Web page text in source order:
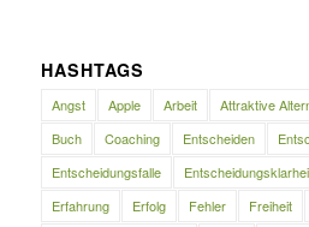
HASHTAGS
Angst Apple Arbeit Attraktive
Buch
Coaching Entscheiden
Entscheidungsfalle
Erfahrung
Erfolg Fehler Freiheit